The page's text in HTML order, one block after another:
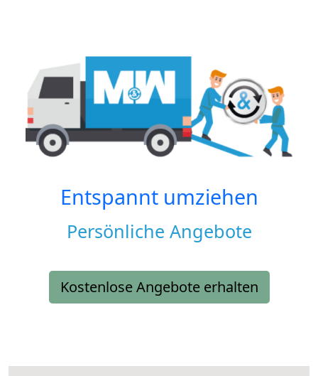
Entspannt umziehen
Persönliche Angebote
Kostenlose Angebote erhalten